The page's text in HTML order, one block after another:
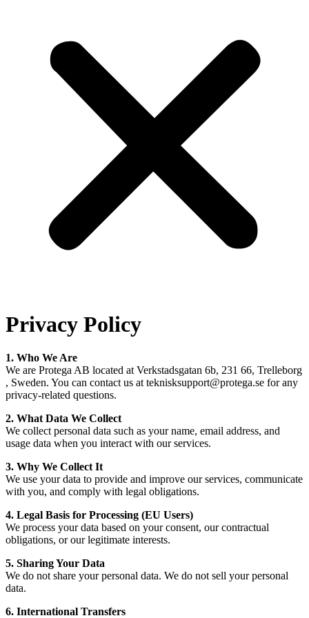
Privacy Policy
1. Who We Are
We are Protega AB located at Verkstadsgatan 6b, 231 66, Trelleborg
, Sweden. You can contact us at teknisksupport@protega.se for any
privacy-related questions.
2. What Data We Collect
We collect personal data such as your name, email address, and
usage data when you interact with our services.
3. Why We Collect It
We use your data to provide and improve our services, communicate
with you, and comply with legal obligations.
4. Legal Basis for Processing (EU Users)
We process your data based on your consent, our contractual
obligations, or our legitimate interests.
5. Sharing Your Data
We do not share your personal data. We do not sell your personal
data.
6. International Transfers